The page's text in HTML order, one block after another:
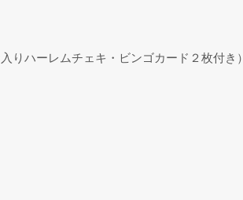
ハーレムチェキ・ビンゴカード２枚付き）